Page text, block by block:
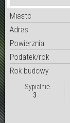
Miasto
Adres
Powierznia
Podatek/rok
Rok budowy
Sypialnie
3